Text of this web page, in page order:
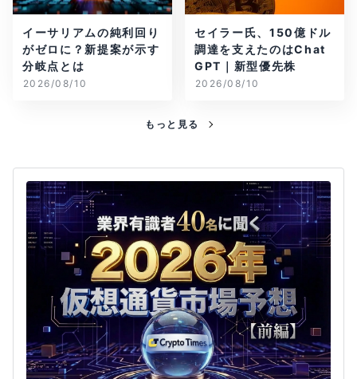
イーサリアムの純利回り
がゼロに？新提案が示す
分岐点とは
2026/08/10
セイラー氏、150億ドル
調達を支えたのはChat
GPT｜新型優先株
2026/08/10
もっと見る